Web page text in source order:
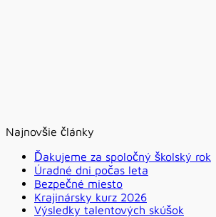
Najnovšie články
Ďakujeme za spoločný školský rok
Úradné dni počas leta
Bezpečné miesto
Krajinársky kurz 2026
Výsledky talentových skúšok